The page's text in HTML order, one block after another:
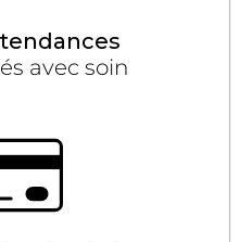
avec soin